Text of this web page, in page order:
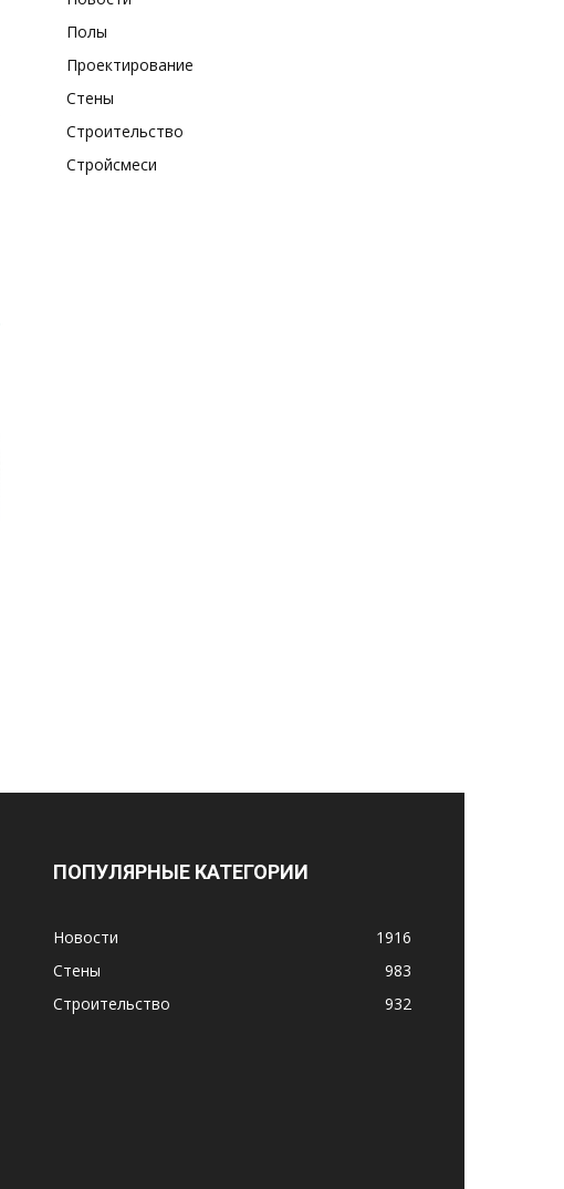
Полы
Проектирование
Стены
Строительство
Стройсмеси
ПОПУЛЯРНЫЕ КАТЕГОРИИ
Новости
1916
Стены
983
Строительство
932